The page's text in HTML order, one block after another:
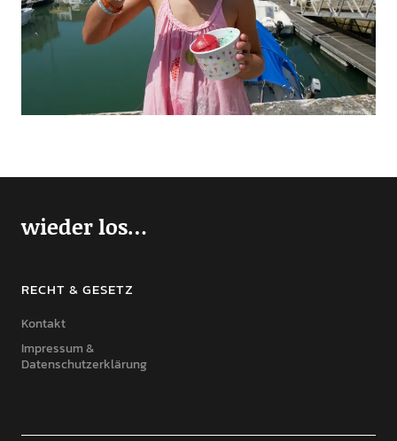
wieder los…
RECHT & GESETZ
Kontakt
Impressum &
Datenschutzerklärung